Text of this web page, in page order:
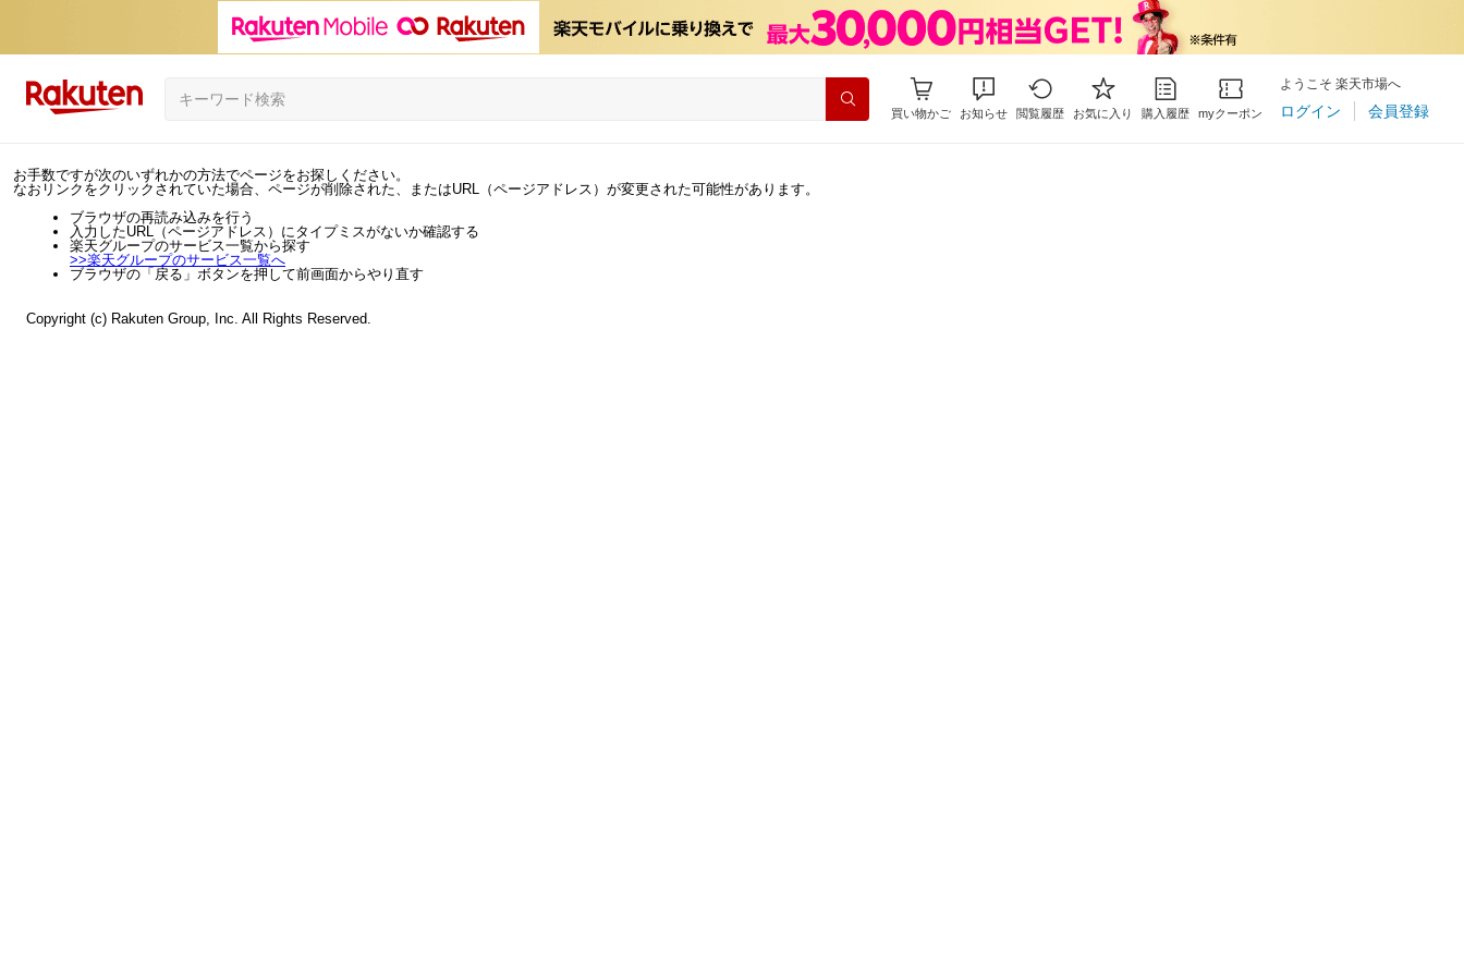
買い物かご お知らせ 閲覧履歴 お気に入り 購入履歴 myクーポン
ようこそ 楽天市場へ
ログイン 会員登録
お手数ですが次のいずれかの方法でページをお探しください。
なおリンクをクリックされていた場合、ページが削除された、またはURL（ページアドレス）が変更された可能性があります。
ブラウザの再読み込みを行う
入力したURL（ページアドレス）にタイプミスがないか確認する
楽天グループのサービス一覧から探す
>>楽天グループのサービス一覧へ
ブラウザの「戻る」ボタンを押して前画面からやり直す
Copyright (c) Rakuten Group, Inc. All Rights Reserved.